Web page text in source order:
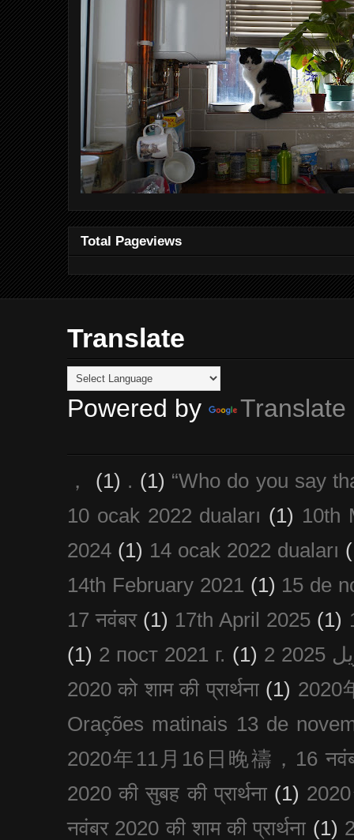
Total Pageviews
Translate
Powered by Translate
， (1) . (1) “Who do you say
10 ocak 2022 duaları (1) 10th
2024 (1) 14 ocak 2022 duaları
14th February 2021 (1) 15 de
17 नवंबर (1) 17th April 2025 (1)
(1) 2 пост 2021 г. (1)
2020 को शाम की प्रार्थना (1) 2020
Orações matinais 13 de
2020年11月16日晚禱，16
2020 की सुबह की प्रार्थना (1)
नवंबर 2020 की शाम की प्रार्थना (1)